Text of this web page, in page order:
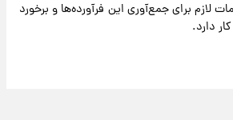
لازم برای جمع‌آوری این فرآورده‌ها و برخورد
دارد.